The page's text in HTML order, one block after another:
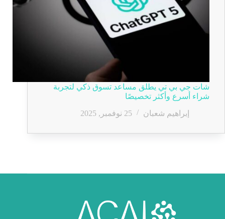
شات جي بي تي يطلق مساعد تسوق ذكي لتجربة
شراء أسرع وأكثر تخصيصًا
إبراهيم شعبان
25 نوفمبر, 2025